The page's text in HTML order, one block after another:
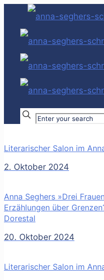
Literarischer Salon im
2. Oktober 2024
Anna Seghers »Drei
Erzählungen über
Dorestal
20. Oktober 2024
Literarischer Salon im